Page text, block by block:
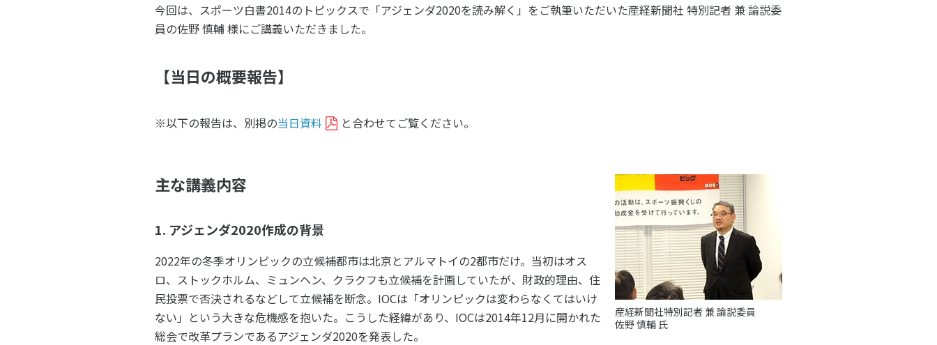
各教育機関との連携
スポーツ振興団体との連携
諸外国のスポーツ情報（ブラジル）
諸外国のスポーツ情報（オーストラリア
SSF研究員による国際情報
ニュース
スポーツによるまちづくり スポーツ・ガバナンス スポーツボランティア
社会づくり
スポーツ振興団体との連携
スポーツ政策の『卵』 ―
スポーツ 歴史の検証
スポーツ辞典
今回は、スポーツ白書2014のトピックスで「アジェンダ2020を読み解く」をご執筆いただいた産経新聞社 特別記者 兼 論説委
員の佐野 慎輔 様にご講義いただきました。
【当日の概要報告】
※以下の報告は、別掲の当日資料 と合わせてご覧ください。
産経新聞社特別記者 兼 論説委員
佐野 慎輔 氏
主な講義内容
1. アジェンダ2020作成の背景
2022年の冬季オリンピックの立候補都市は北京とアルマトイの2都市だけ。当初はオス
ロ、ストックホルム、ミュンヘン、クラクフも立候補を計画していたが、財政的理由、住
民投票で否決されるなどして立候補を断念。IOCは「オリンピックは変わらなくてはいけ
ない」という大きな危機感を抱いた。こうした経緯があり、IOCは2014年12月に開かれた
総会で改革プランであるアジェンダ2020を発表した。